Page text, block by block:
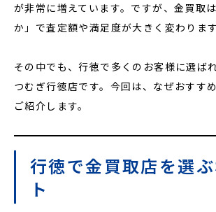
が非常に増えています。ですが、金買取
か」で査定額や満足度が大きく変わります
その中でも、行徳で多くのお客様に選ば
つむぎ行徳店です。今回は、なぜおすす
ご紹介します。
行徳で金買取店を選
ト